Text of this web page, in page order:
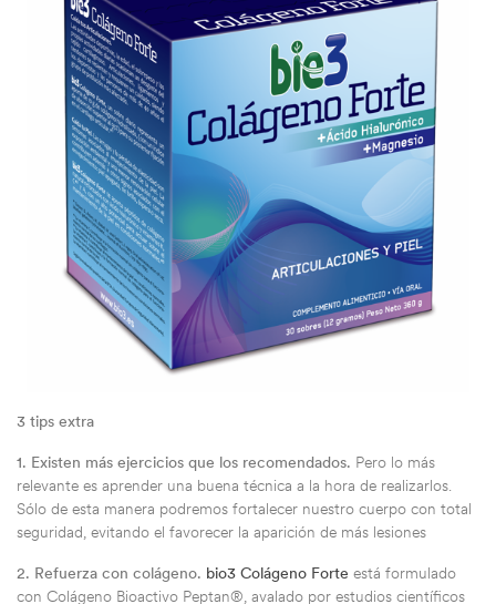
3 tips extra
1. Existen más ejercicios que los recomendados. Pero lo más
relevante es aprender una buena técnica a la hora de realizarlos.
Sólo de esta manera podremos fortalecer nuestro cuerpo con total
seguridad, evitando el favorecer la aparición de más lesiones
2. Refuerza con colágeno. bio3 Colágeno Forte está formulado
con Colágeno Bioactivo Peptan®, avalado por estudios científicos